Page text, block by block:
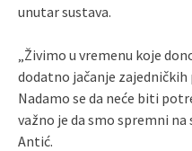
unutar sustava.
„Živimo u vremenu koje
dodatno jačanje
Nadamo se da neće biti
važno je da smo spremni na
Antić.